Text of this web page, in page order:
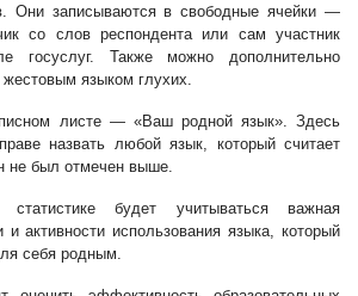
Они записываются в свободные ячейки —
со слов респондента или сам участник
госуслуг. Также можно дополнительно
языком глухих.
листе — «Ваш родной язык». Здесь
назвать любой язык, который считает
не был отмечен выше.
будет учитываться важная
активности использования языка, который
себя родным.